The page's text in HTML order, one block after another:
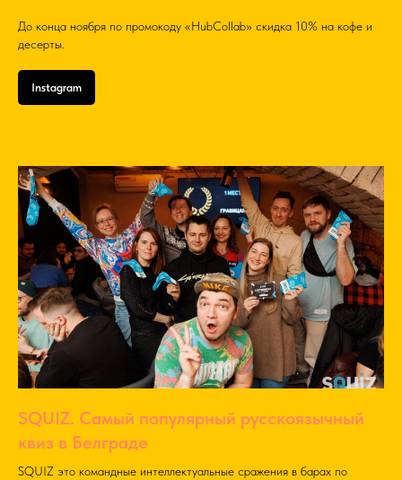
До конца ноября по промокоду «HubCollab» скидка 10% на кофе и
десерты.
Instagram
SQUIZ. Самый популярный русскоязычный
квиз в Белграде
SQUIZ это командные интеллектуальные сражения в барах по